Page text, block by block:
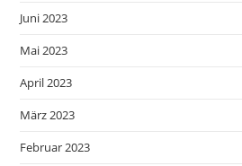
Juni 2023
Mai 2023
April 2023
März 2023
Februar 2023